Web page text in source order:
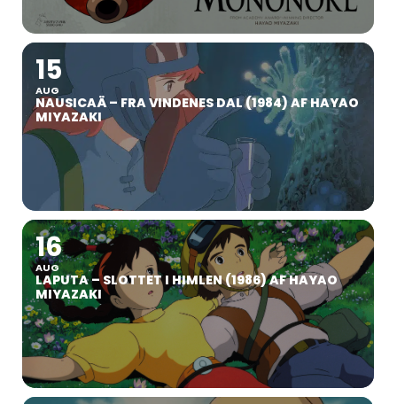
15
AUG
NAUSICAÄ – FRA VINDENES DAL (1984) AF HAYAO
MIYAZAKI
16
AUG
LAPUTA – SLOTTET I HIMLEN (1986) AF HAYAO
MIYAZAKI